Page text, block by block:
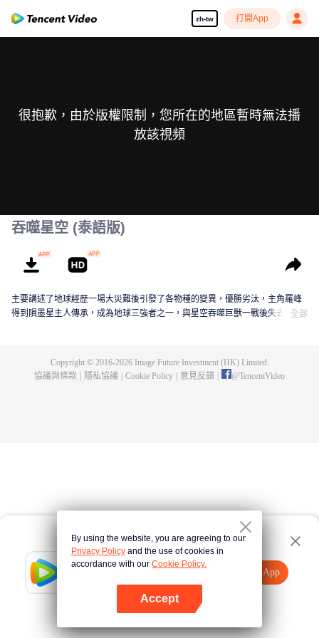
zh-tw 打開App
Tencent Video
打開App
點擊此處
很抱歉，由於版權限制，您所在的地區暫時無法播
放該視頻
吞噬星空 (泰語版)
主要講述了地球經歷一場大災難後引發了各物種的變異，優勝劣汰，主角羅峰
得到隕墨星主人傳承，成為地球三強者之一，與星空吞噬巨獸一戰後失去肉全部
Copyright © 2016-2026Image Future Investment (HK) Limited.
協議與條款
隱私協議 Cookie Policy 意見反饋 @TencentVideo
By using the website, you are agreeing to our
Privacy Policy and the use of cookies in
accordance with our Cookie Policy.
Accept